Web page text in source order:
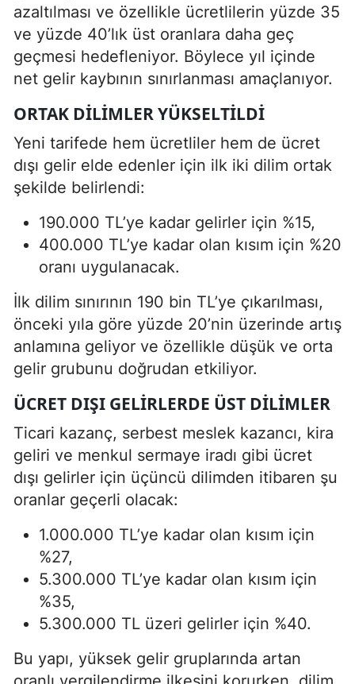
azaltılması ve özellikle ücretlilerin yüzde 35
ve yüzde 40’lık üst oranlara daha geç
geçmesi hedefleniyor. Böylece yıl içinde
net gelir kaybının sınırlanması amaçlanıyor.
ORTAK DILIMLER YÜKSELTILDI
Yeni tarifede hem ücretliler hem de ücret
dışı gelir elde edenler için ilk iki dilim ortak
şekilde belirlendi:
190.000 TL’ye kadar gelirler için %15,
400.000 TL’ye kadar olan kısım için %20
oranı uygulanacak.
İlk dilim sınırının 190 bin TL’ye çıkarılması,
önceki yıla göre yüzde 20’nin üzerinde artış
anlamına geliyor ve özellikle düşük ve orta
gelir grubunu doğrudan etkiliyor.
ÜCRET DIŞI GELIRLERDE ÜST DILIMLER
Ticari kazanç, serbest meslek kazancı, kira
geliri ve menkul sermaye iradı gibi ücret
dışı gelirler için üçüncü dilimden itibaren şu
oranlar geçerli olacak:
1.000.000 TL’ye kadar olan kısım için
%27,
5.300.000 TL’ye kadar olan kısım için
%35,
5.300.000 TL üzeri gelirler için %40.
Bu yapı, yüksek gelir gruplarında artan